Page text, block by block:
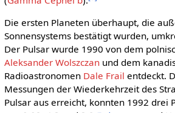
Die ersten Planeten überhaupt, die
Sonnensystems bestätigt wurden,
Der Pulsar wurde 1990 von dem
Aleksander Wolszczanund dem
Radioastronomen Dale Frail entdeckt.
Messungen der Wiederkehrzeit des
Pulsar aus erreicht, konnten 1992 drei